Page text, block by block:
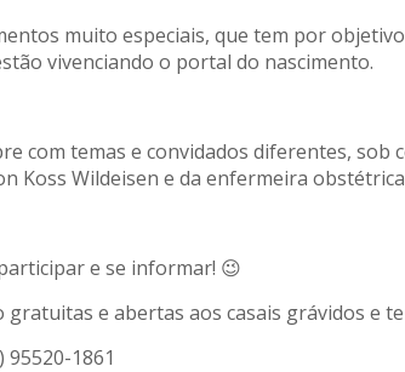
muito especiais, que tem por
vivenciando o portal do nascimento.
com temas e convidados diferentes, sob
Koss Wildeisen e da enfermeira
e se informar! 😉
gratuitas e abertas aos casais grávidos e
1861